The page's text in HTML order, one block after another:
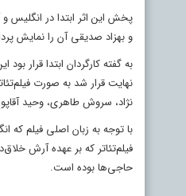
پخش این اثر ابتدا در انگلیس
و بهزاد صدیقی آن را نمایش
به گفته‌ کارگردان ابتدا قرار
نهایت قرار شد به صورت
نژاد، سروش طاهری، وحید
با توجه به زبان اصلی فیلم که
فیلم‌تئاتر که بر عهده‌ آرش
حاجی‌ها بوده است.